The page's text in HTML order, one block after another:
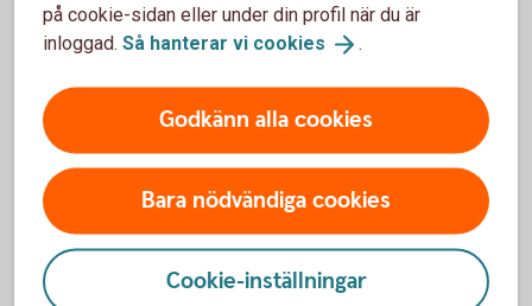
Ansök digitalt om höjd kreditgräns som ensam
firmatecknare
Beställ kort till en kollega
Behöver en kollega på företaget ett företagskort?
Du kan enkelt beställa det om du är firmatecknare
på cookie-sidan eller under din profil när du är
inloggad. Så hanterar vi cookies .
Godkänn alla cookies
Bara nödvändiga cookies
Cookie-inställningar